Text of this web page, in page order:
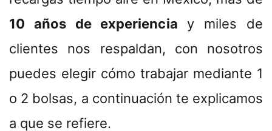
10 años de experiencia y miles de
clientes nos respaldan, con nosotros
puedes elegir cómo trabajar mediante 1
o 2 bolsas, a continuación te explicamos
a que se refiere.